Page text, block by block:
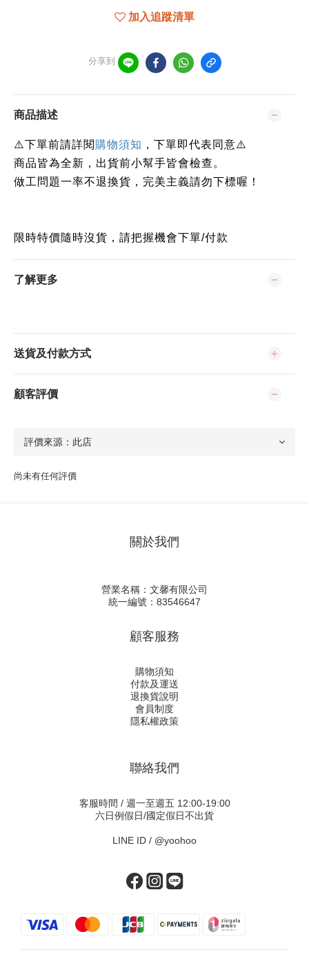
加入追蹤清單
分享到
商品描述
⚠️下單前請詳閱購物須知 ，下單即代表同意⚠️
商品皆為全新，出貨前小幫手皆會檢查。
做工問題一率不退換貨，完美主義請勿下標喔！
限時特價隨時沒貨，請把握機會下單/付款
了解更多
送貨及付款方式
顧客評價
尚未有任何評價
關於我們
營業名稱：文馨有限公司
統一編號：83546647
顧客服務
購物須知
付款及運送
退換貨說明
會員制度
隱私權政策
聯絡我們
客服時間 / 週一至週五 12:00-19:00
六日例假日/國定假日不出貨
LINE ID / @yoohoo